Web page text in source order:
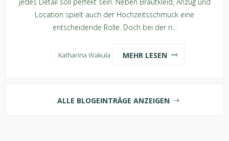
Location spielt auch der Hochzeitsschmuck eine
entscheidende Rolle. Doch bei der ri...
Katharina Wakula MEHR LESEN
ALLE BLOGEINTRÄGE ANZEIGEN